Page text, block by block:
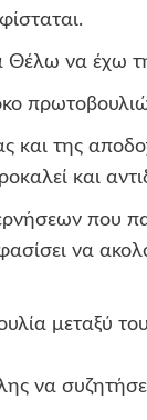
Θέλω να έχω
και της
και
που
να
μεταξύ
να